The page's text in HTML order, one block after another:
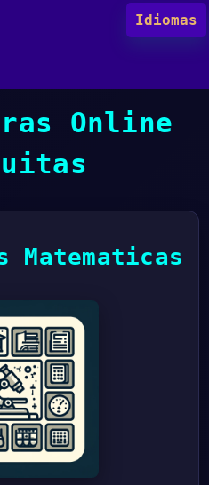
Idiomas
Online
Matematicas